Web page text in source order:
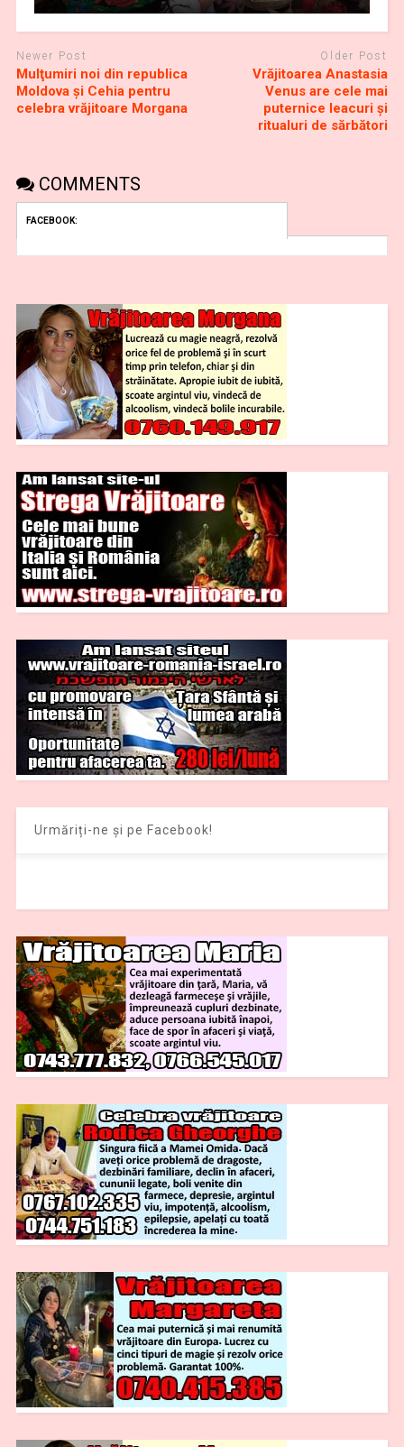
Newer Post
Mulţumiri noi din republica
Moldova și Cehia pentru
celebra vrăjitoare Morgana
Older Post
Vrăjitoarea Anastasia
Venus are cele mai
puternice leacuri și
ritualuri de sărbători
COMMENTS
FACEBOOK:
Urmăriți-ne și pe Facebook!